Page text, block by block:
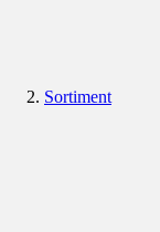
Sortiment